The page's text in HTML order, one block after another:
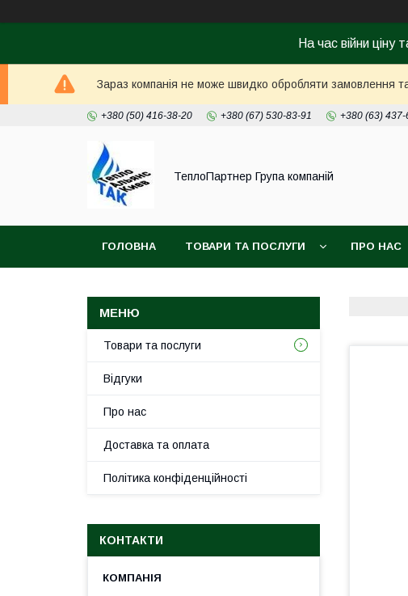
На час війни
Зараз компанія не може швидко обробляти замовлення
+380 (50) 416-38-20 +380 (67) 530-83-91 +380 (63) 437-
ТеплоПартнер Група компаній
ГОЛОВНА ТОВАРИ ТА ПОСЛУГИ ПРО НАС
Товари та послуги
Відгуки
Про нас
Доставка та оплата
Політика конфіденційності
КОНТАКТИ